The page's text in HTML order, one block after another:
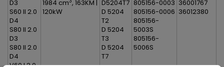
D3
S60 II 2.0
D4
S80 II 2.0
D3
S80 II 2.0
D4
1984 cm , 163KM |
120kW
D5204T7
D 5204
T2
D 5204
T3
D 5204
T7
805156-0003
805156-0006
805156-
5003S
805156-
5006S
36001767
36012380